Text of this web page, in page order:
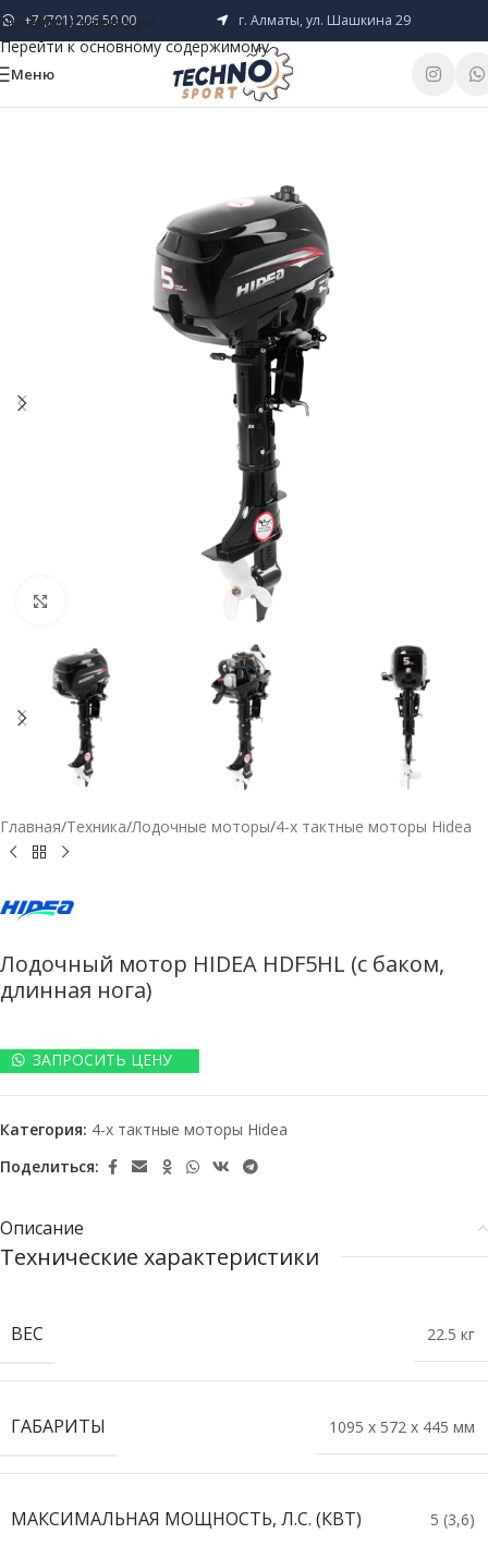
Перейти к навигации
Перейти к основному содержимому
+7 (701) 206 50 00 г. Алматы, ул. Шашкина 29
Меню
Нажмите, чтобы увеличить
Главная/Техника/Лодочные моторы/4-х тактные моторы Hidea
Лодочный мотор HIDEA HDF5HL (с баком,
длинная нога)
ЗАПРОСИТЬ ЦЕНУ
Категория: 4-х тактные моторы Hidea
Поделиться:
Описание
Технические характеристики
ВЕС 22.5 кг
ГАБАРИТЫ 1095 x 572 x 445 мм
МАКСИМАЛЬНАЯ МОЩНОСТЬ, Л.С. (КВТ) 5 (3,6)